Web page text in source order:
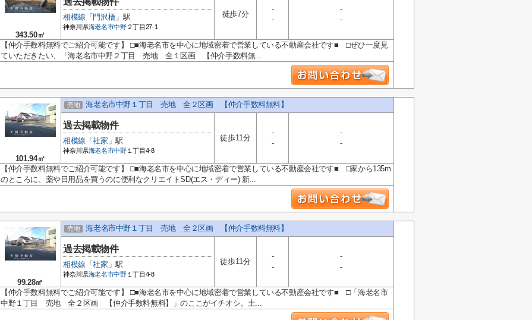
343.50㎡
相模線 「 門沢橋」駅
神奈川県海老名市中野２丁目27-1
徒歩7分
-
-
-
-
【仲介手数料無料でご紹介可能です】 □■海老名市を中心に地域密着で営業している不動産会社です■ □ぜひ一度見
ていただきたい、「海老名市中野２丁目 売地 全１区画 【仲介手数料無...
101.94㎡
売地 海老名市中野１丁目 売地 全２区画 【仲介手数料無料】
過去掲載物件
相模線 「社家 」駅
神奈川県海老名市中野１丁目4-8
徒歩11分
-
-
-
-
【仲介手数料無料でご紹介可能です】 □■海老名市を中心に地域密着で営業している不動産会社です■ □家から135m
のところに、薬や日用品を買うのに便利なクリエイトSD(エス・ディー) 新...
99.28㎡
売地 海老名市中野１丁目 売地 全２区画 【仲介手数料無料】
過去掲載物件
相模線 「社家 」駅
神奈川県海老名市中野１丁目4-8
徒歩11分
-
-
-
-
【仲介手数料無料でご紹介可能です】 □■海老名市を中心に地域密着で営業している不動産会社です■ □「海老名市
中野１丁目 売地 全２区画 【仲介手数料無料】」のここがイチオシ。土...